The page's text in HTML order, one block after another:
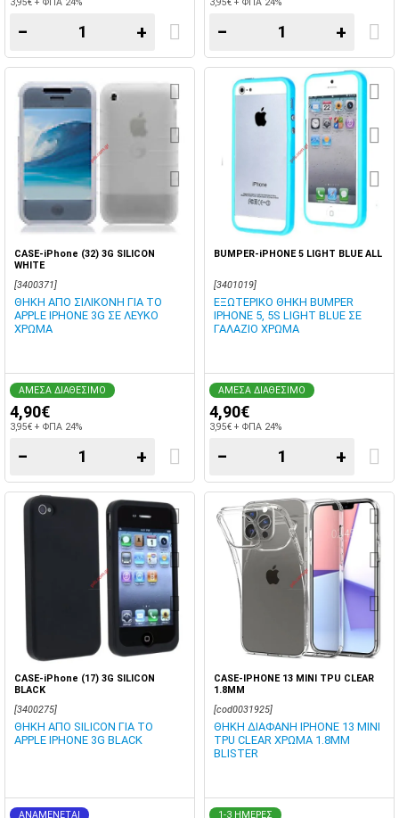
− + − +
CASE-iPhone (32) 3G SILICON
WHITE
[3400371]
ΘΗΚΗ ΑΠΟ ΣΙΛΙΚΟΝΗ ΓΙΑ ΤΟ
APPLE IPHONE 3G ΣΕ ΛΕΥΚΟ
ΧΡΩΜΑ
ΑΜΕΣΑ ΔΙΑΘΕΣΙΜΟ
4,90€
3,95€ + ΦΠΑ 24%
− +
BUMPER-iPHONE 5 LIGHT BLUE ALL
[3401019]
ΕΞΩΤΕΡΙΚΟ ΘΗΚΗ BUMPER
IPHONE 5, 5S LIGHT BLUE ΣΕ
ΓΑΛΑΖΙΟ ΧΡΩΜΑ
ΑΜΕΣΑ ΔΙΑΘΕΣΙΜΟ
4,90€
3,95€ + ΦΠΑ 24%
− +
CASE-iPhone (17) 3G SILICON
BLACK
[3400275]
ΘΗΚΗ ΑΠΟ SILICON ΓΙΑ ΤΟ
APPLE IPHONE 3G BLACK
ΑΝΑΜΕΝΕΤΑΙ
CASE-IPHONE 13 MINI TPU CLEAR
1.8MM
[cod0031925]
ΘΗΚΗ ΔΙΑΦΑΝΗ IPHONE 13 MINI
TPU CLEAR ΧΡΩΜΑ 1.8MM
BLISTER
1-3 ΗΜΕΡΕΣ